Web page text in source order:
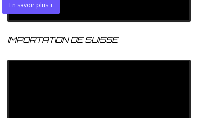
En savoir plus +
IMPORTATION DE SUISSE